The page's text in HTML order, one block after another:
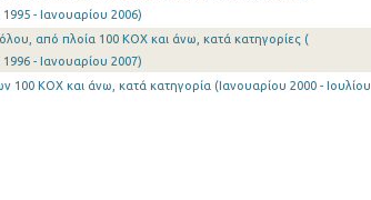
- Ιανουαρίου 2006)
από πλοία 100 ΚΟΧ και άνω, κατά κατηγορίες (
- Ιανουαρίου 2007)
100 ΚΟΧ και άνω, κατά κατηγορία (Ιανουαρίου 2000 - Ιουλίου